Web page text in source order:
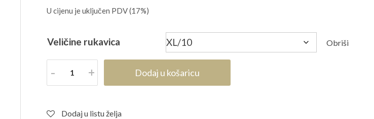
U cijenu je uključen PDV (17%)
Veličine rukavica Obriši
Količina Dodaj u košaricu
Dodaj u listu želja